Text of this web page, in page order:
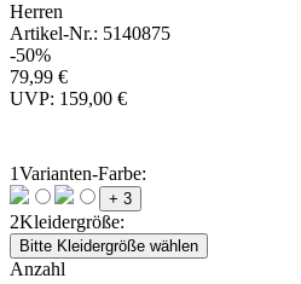
Herren
Artikel-Nr.: 5140875
-50%
79,99 €
UVP: 159,00 €
1Varianten-Farbe:
+ 3
2Kleidergröße:
Bitte Kleidergröße wählen
Anzahl